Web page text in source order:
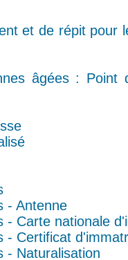
et de répit pour
âgées : Point
- Antenne
- Carte nationale
- Certificat
- Naturalisation